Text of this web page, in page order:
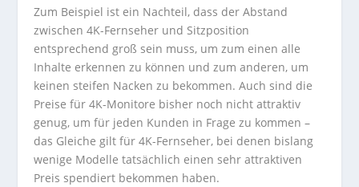
Zum Beispiel ist ein Nachteil, dass der Abstand
zwischen 4K-Fernseher und Sitzposition
entsprechend groß sein muss, um zum einen alle
Inhalte erkennen zu können und zum anderen, um
keinen steifen Nacken zu bekommen. Auch sind die
Preise für 4K-Monitore bisher noch nicht attraktiv
genug, um für jeden Kunden in Frage zu kommen –
das Gleiche gilt für 4K-Fernseher, bei denen bislang
wenige Modelle tatsächlich einen sehr attraktiven
Preis spendiert bekommen haben.